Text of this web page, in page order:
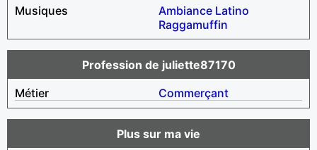
Musiques
Ambiance Latino
Raggamuffin
Profession de juliette87170
Métier
Commerçant
Plus sur ma vie